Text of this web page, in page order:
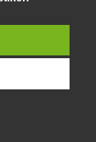
Nutzung dieser